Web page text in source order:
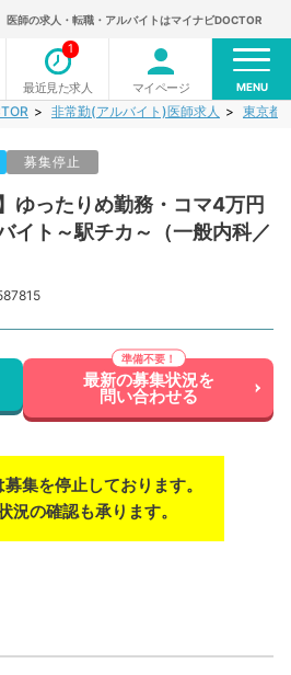
医師の求人・転職・アルバイトはマイナビDOCTOR
最近見た求人
1
マイページ MENU
非常勤(アルバイト)医師求人 東京都
募集停止
ゆったりめ勤務・コマ4万円
イト～駅チカ～（一般内科／
最新の募集状況を
問い合わせる
集を停止しております。
況の確認も承ります。